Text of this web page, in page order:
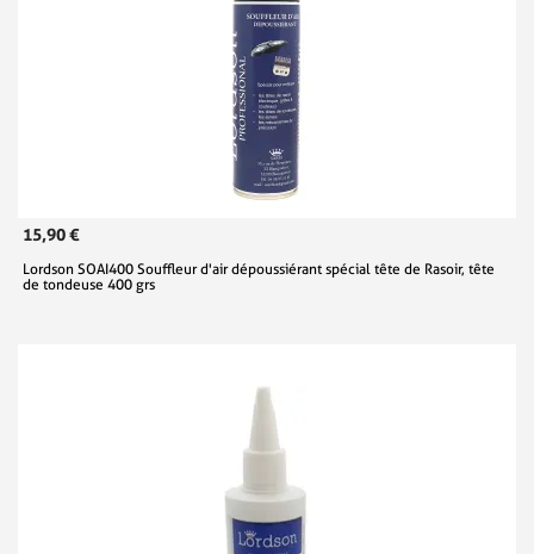
15,90 €
Lordson SOAI400 Souffleur d'air dépoussiérant spécial tête de Rasoir, tête
de tondeuse 400 grs